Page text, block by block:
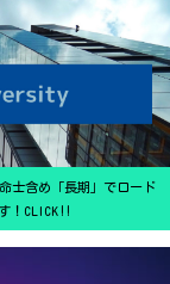
士含め「長期」でロード
！CLICK‼